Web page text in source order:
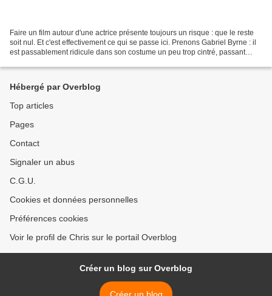
Faire un film autour d'une actrice présente toujours un risque : que le reste
soit nul. Et c'est effectivement ce qui se passe ici. Prenons Gabriel Byrne : il
est passablement ridicule dans son costume un peu trop cintré, passant
Hébergé par Overblog
Top articles
Pages
Contact
Signaler un abus
C.G.U.
Cookies et données personnelles
Préférences cookies
Voir le profil de Chris sur le portail Overblog
Créer un blog sur Overblog